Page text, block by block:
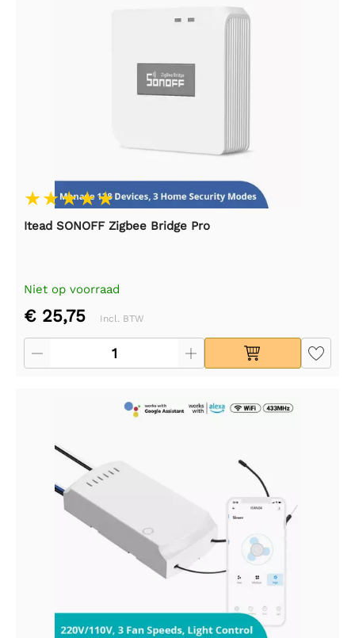
Itead SONOFF Zigbee Bridge Pro
Niet op voorraad
€ 25,75 Incl. BTW